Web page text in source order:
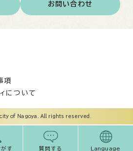
がす 質問する Language
お問い合わせ
項
について
of Nagoya. All rights reserved.